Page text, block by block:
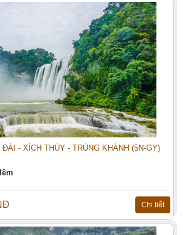
- XÍCH THỦY - TRÙNG KHÁNH (5N-GY)
Chi tiết
Người lớn
Trẻ em